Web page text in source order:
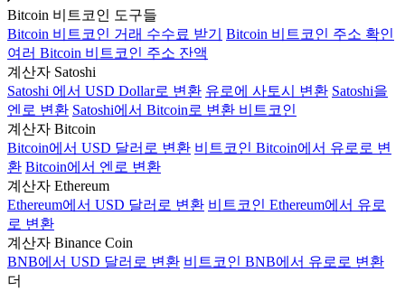
Bitcoin 비트코인 도구들
Bitcoin 비트코인 거래 수수료 받기
Bitcoin 비트코인 주소 확인
여러 Bitcoin 비트코인 주소 잔액
계산자 Satoshi
Satoshi 에서 USD Dollar로 변환 유로에 사토시 변환 Satoshi을
엔로 변환 Satoshi에서 Bitcoin로 변환 비트코인
계산자 Bitcoin
Bitcoin에서 USD 달러로 변환 비트코인 Bitcoin에서 유로로 변
환 Bitcoin에서 엔로 변환
계산자 Ethereum
Ethereum에서 USD 달러로 변환 비트코인 Ethereum에서 유로
로 변환
계산자 Binance Coin
BNB에서 USD 달러로 변환 비트코인 BNB에서 유로로 변환
더